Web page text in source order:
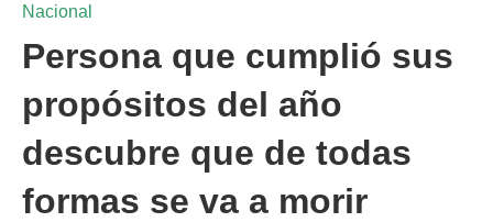
Nacional
Persona que cumplió sus
propósitos del año
descubre que de todas
formas se va a morir